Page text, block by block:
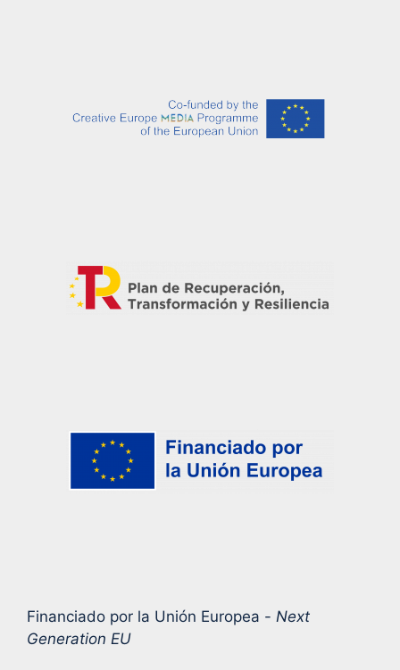
Financiado por la Unión Europea - Next
Generation EU